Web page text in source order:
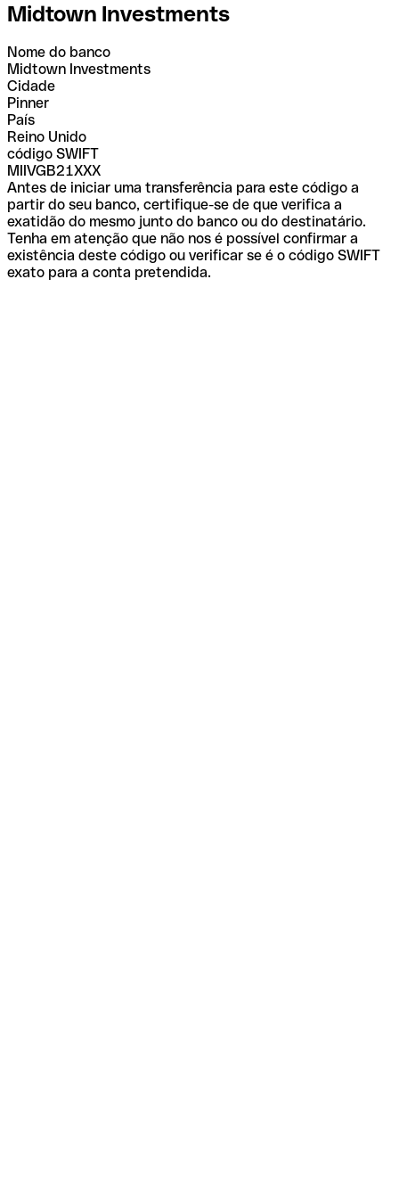
Midtown Investments
Nome do banco
Midtown Investments
Cidade
Pinner
País
Reino Unido
código SWIFT
MIIVGB21XXX
Antes de iniciar uma transferência para este código a
partir do seu banco, certifique-se de que verifica a
exatidão do mesmo junto do banco ou do destinatário.
Tenha em atenção que não nos é possível confirmar a
existência deste código ou verificar se é o código SWIFT
exato para a conta pretendida.